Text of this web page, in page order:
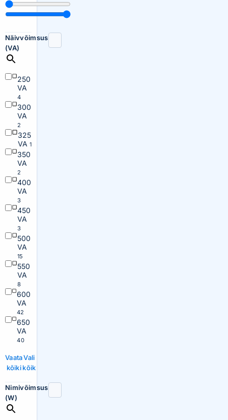
Näivvõimsus
(VA)
250
VA
4
300
VA
2
325
VA 1
350
VA
2
400
VA
3
450
VA
3
500
VA
15
550
VA
8
600
VA
42
650
VA
40
Vaata
kõiki
Vali
kõik
Nimivõimsus
(W)